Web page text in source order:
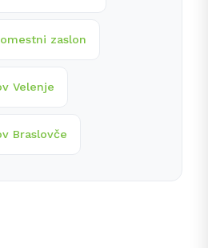
zaslon
Velenje
Braslovče